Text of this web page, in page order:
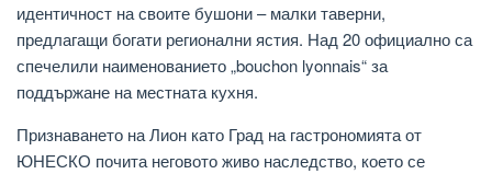
идентичност на своите бушони – малки таверни,
предлагащи богати регионални ястия. Над 20 официално са
спечелили наименованието „bouchon lyonnais“ за
поддържане на местната кухня.
Признаването на Лион като Град на гастрономията от
ЮНЕСКО почита неговото живо наследство, което се